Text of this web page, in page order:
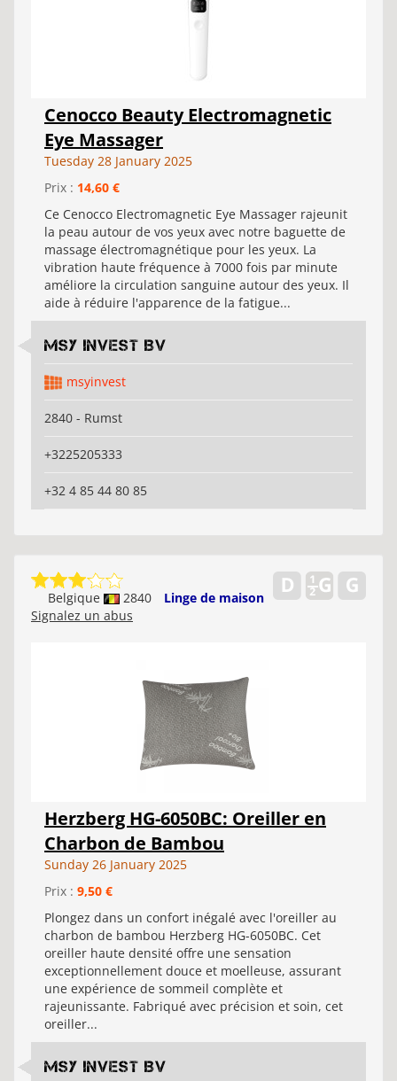
Cenocco Beauty Electromagnetic
Eye Massager
Tuesday 28 January 2025
Prix : 14,60 €
Ce Cenocco Electromagnetic Eye Massager rajeunit
la peau autour de vos yeux avec notre baguette de
massage électromagnétique pour les yeux. La
vibration haute fréquence à 7000 fois par minute
améliore la circulation sanguine autour des yeux. Il
aide à réduire l'apparence de la fatigue...
MSY Invest BV
msyinvest
2840 - Rumst
+3225205333
+32 4 85 44 80 85
Belgique 2840
Linge de maison
Signalez un abus
Herzberg HG-6050BC: Oreiller en
Charbon de Bambou
Sunday 26 January 2025
Prix : 9,50 €
Plongez dans un confort inégalé avec l'oreiller au
charbon de bambou Herzberg HG-6050BC. Cet
oreiller haute densité offre une sensation
exceptionnellement douce et moelleuse, assurant
une expérience de sommeil complète et
rajeunissante. Fabriqué avec précision et soin, cet
oreiller...
MSY Invest BV